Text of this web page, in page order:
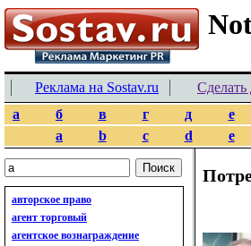
Реклама на Sostav.ru
а
б в г д е
a
b c d e
авторское право
агент торговый
агентское вознаграждение